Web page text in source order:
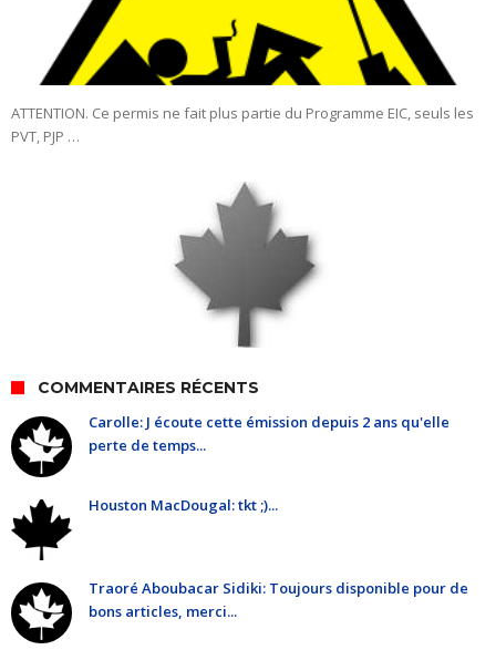
ATTENTION. Ce permis ne fait plus partie du Programme EIC, seuls les
PVT, PJP …
COMMENTAIRES RÉCENTS
Carolle: J écoute cette émission depuis 2 ans qu'elle
perte de temps...
Houston MacDougal: tkt ;)...
Traoré Aboubacar Sidiki: Toujours disponible pour de
bons articles, merci...